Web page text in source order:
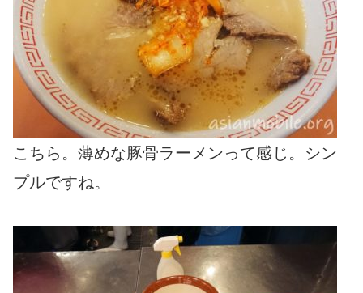
こちら。薄めな豚骨ラーメンって感じ。シン
プルですね。